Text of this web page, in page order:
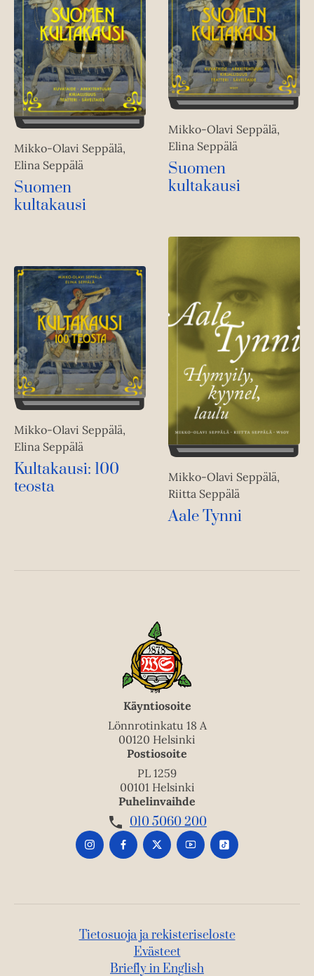
Mikko-Olavi Seppälä,
Elina Seppälä
Suomen
kultakausi
Mikko-Olavi Seppälä,
Elina Seppälä
Suomen
kultakausi
Mikko-Olavi Seppälä,
Elina Seppälä
Kultakausi: 100
teosta
Mikko-Olavi Seppälä,
Riitta Seppälä
Aale Tynni
Käyntiosoite
Lönnrotinkatu 18 A
00120 Helsinki
Postiosoite
PL 1259
00101 Helsinki
Puhelinvaihde
010 5060 200
Tietosuoja ja rekisteriseloste
Evästeet
Briefly in English